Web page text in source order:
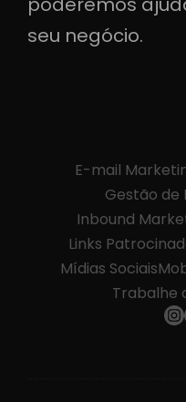
seu negócio.
E-mail
Gestão de
Inbound
Links
Mídias Sociais
Trabalhe